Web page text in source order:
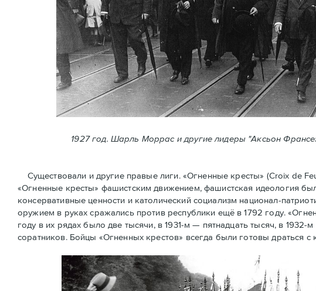
1927 год. Шарль Моррас и другие лидеры "Аксьон
Существовали и другие правые лиги. «Огненные кресты» (Croix de
«Огненные крeсты» фашистским движением, фашистская идеология
консервативные ценности и католический социализм национал-
оружием в руках сражались против республики ещё в 1792 году.
году в их рядах было две тысячи, в 1931-м — пятнадцать тысяч, в
соратников. Бойцы «Огненных крестов» всегда были готовы драться с